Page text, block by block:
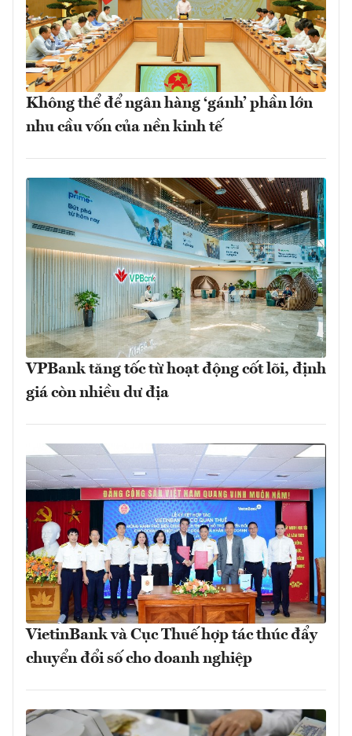
Không thể để ngân hàng ‘gánh’ phần lớn
nhu cầu vốn của nền kinh tế
VPBank tăng tốc từ hoạt động cốt lõi, định
giá còn nhiều dư địa
VietinBank và Cục Thuế hợp tác thúc đẩy
chuyển đổi số cho doanh nghiệp